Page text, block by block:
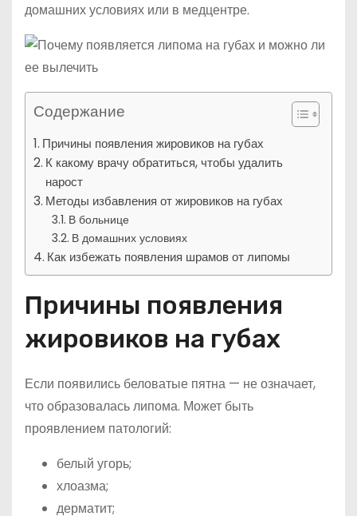
домашних условиях или в медцентре.
Содержание
Причины появления жировиков на губах
К какому врачу обратиться, чтобы удалить
нарост
Методы избавления от жировиков на губах
В больнице
В домашних условиях
Как избежать появления шрамов от липомы
Причины появления
жировиков на губах
Если появились беловатые пятна — не означает,
что образовалась липома. Может быть
проявлением патологий:
белый угорь;
хлоазма;
дерматит;